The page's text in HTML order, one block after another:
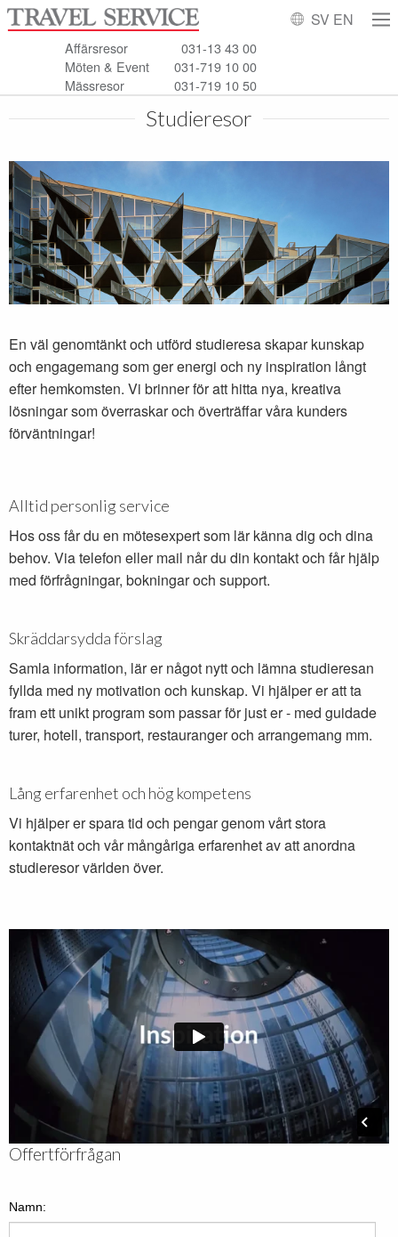
SV EN
Affärsresor
031-13 43 00
Möten & Event
031-719 10 00
Mässresor
031-719 10 50
Studieresor
En väl genomtänkt och utförd studieresa skapar kunskap
och engagemang som ger energi och ny inspiration långt
efter hemkomsten. Vi brinner för att hitta nya, kreativa
lösningar som överraskar och överträffar våra kunders
förväntningar!
Alltid personlig service
Hos oss får du en mötesexpert som lär känna dig och dina
behov. Via telefon eller mail når du din kontakt och får hjälp
med förfrågningar, bokningar och support.
Skräddarsydda förslag
Samla information, lär er något nytt och lämna studieresan
fyllda med ny motivation och kunskap. Vi hjälper er att ta
fram ett unikt program som passar för just er - med guidade
turer, hotell, transport, restauranger och arrangemang mm.
Lång erfarenhet och hög kompetens
Vi hjälper er spara tid och pengar genom vårt stora
kontaktnät och vår mångåriga erfarenhet av att anordna
studieresor världen över.
Offertförfrågan